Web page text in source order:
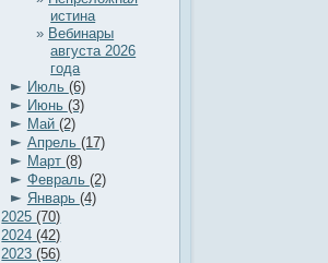
истина
Вебинары
августа 2026
года
► Июль (6)
► Июнь (3)
► Май (2)
► Апрель (17)
► Март (8)
► Февраль (2)
► Январь (4)
2025(70)
2024(42)
2023(56)